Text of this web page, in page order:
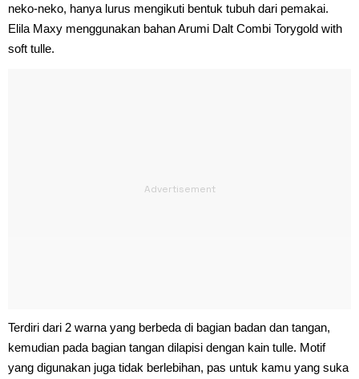
neko-neko, hanya lurus mengikuti bentuk tubuh dari pemakai.
Elila Maxy menggunakan bahan Arumi Dalt Combi Torygold with
soft tulle.
Terdiri dari 2 warna yang berbeda di bagian badan dan tangan,
kemudian pada bagian tangan dilapisi dengan kain tulle. Motif
yang digunakan juga tidak berlebihan, pas untuk kamu yang suka